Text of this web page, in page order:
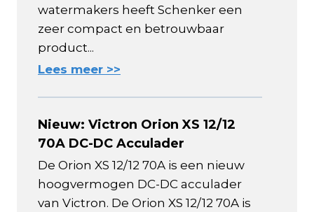
watermakers heeft Schenker een
zeer compact en betrouwbaar
product...
Lees meer >>
Nieuw: Victron Orion XS 12/12
70A DC-DC Acculader
De Orion XS 12/12 70A is een nieuw
hoogvermogen DC-DC acculader
van Victron. De Orion XS 12/12 70A is